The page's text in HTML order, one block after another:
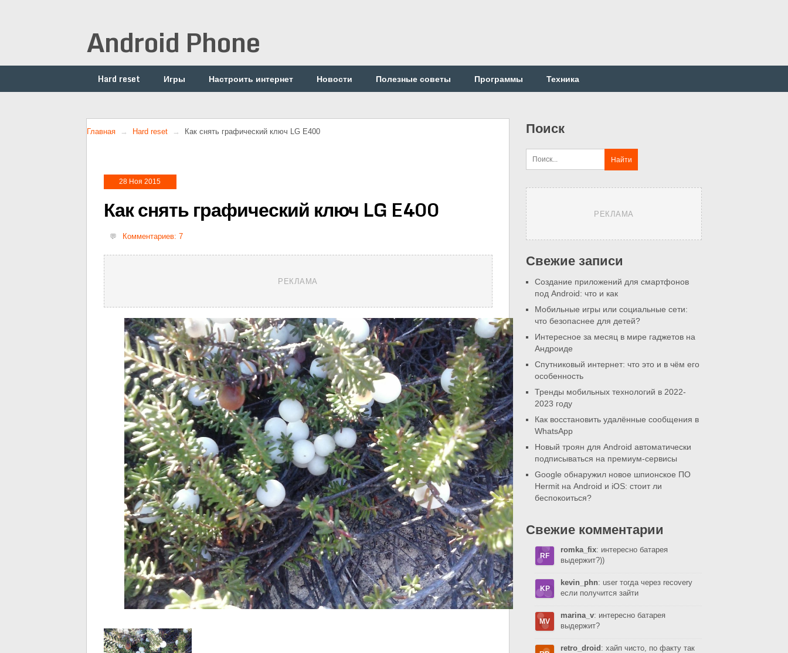
Android Phone
Hard reset Игры Настроить интернет Новости Полезные советы Программы Техника
Главная Hard reset Как снять графический ключ LG E400
28 Ноя 2015
Как снять графический ключ LG E400
Комментариев: 7
РЕКЛАМА
Поиск
РЕКЛАМА
Свежие записи
Создание приложений для смартфонов
под Android: что и как
Мобильные игры или социальные сети:
что безопаснее для детей?
Интересное за месяц в мире гаджетов на
Андроиде
Спутниковый интернет: что это и в чём его
особенность
Тренды мобильных технологий в 2022-
2023 году
Как восстановить удалённые сообщения в
WhatsApp
Новый троян для Android автоматически
подписываться на премиум-сервисы
Google обнаружил новое шпионское ПО
Hermit на Android и iOS: стоит ли
беспокоиться?
Свежие комментарии
romka_fix: интересно батарея
выдержит?))
kevin_phn: user тогда через recovery
если получится зайти
marina_v: интересно батарея
выдержит?
retro_droid : хайп чисто, по факту так